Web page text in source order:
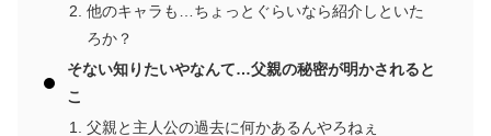
他のキャラも…ちょっとぐらいなら紹介しといた
ろか？
そない知りたいやなんて…父親の秘密が明かされると
こ
父親と主人公の過去に何かあるんやろねぇ